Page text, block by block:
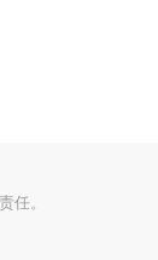
任。